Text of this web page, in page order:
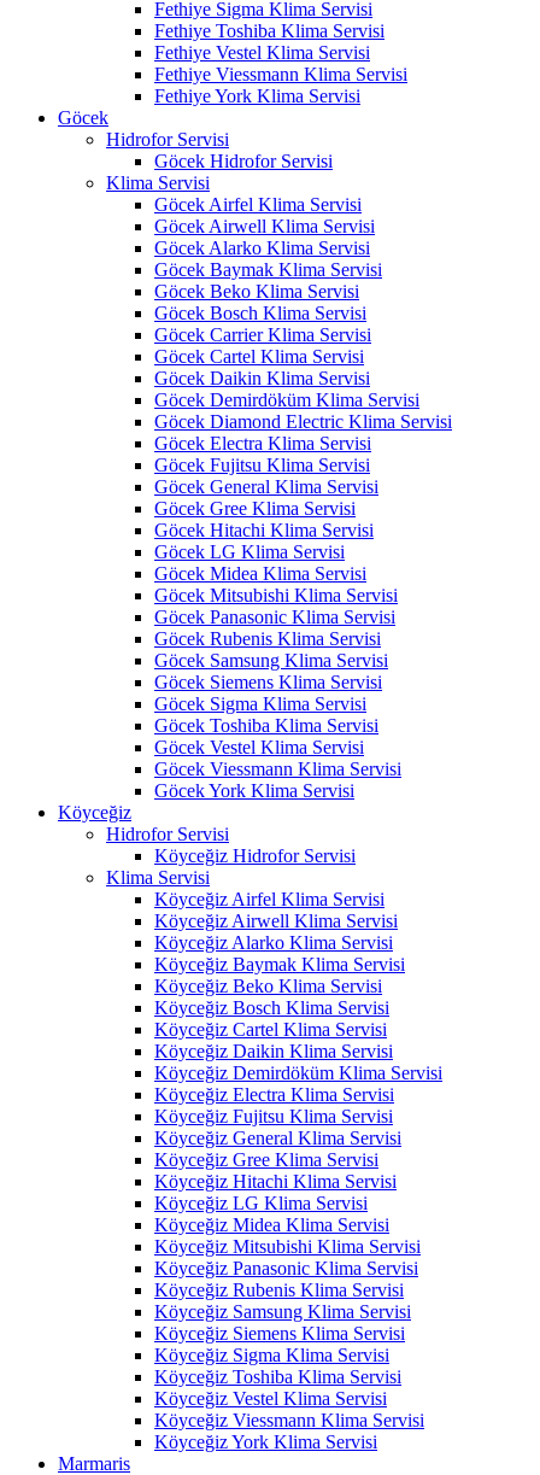
Fethiye Sigma Klima Servisi
Fethiye Toshiba Klima Servisi
Fethiye Vestel Klima Servisi
Fethiye Viessmann Klima Servisi
Fethiye York Klima Servisi
Göcek
Hidrofor Servisi
Göcek Hidrofor Servisi
Klima Servisi
Göcek Airfel Klima Servisi
Göcek Airwell Klima Servisi
Göcek Alarko Klima Servisi
Göcek Baymak Klima Servisi
Göcek Beko Klima Servisi
Göcek Bosch Klima Servisi
Göcek Carrier Klima Servisi
Göcek Cartel Klima Servisi
Göcek Daikin Klima Servisi
Göcek Demirdöküm Klima Servisi
Göcek Diamond Electric Klima Servisi
Göcek Electra Klima Servisi
Göcek Fujitsu Klima Servisi
Göcek General Klima Servisi
Göcek Gree Klima Servisi
Göcek Hitachi Klima Servisi
Göcek LG Klima Servisi
Göcek Midea Klima Servisi
Göcek Mitsubishi Klima Servisi
Göcek Panasonic Klima Servisi
Göcek Rubenis Klima Servisi
Göcek Samsung Klima Servisi
Göcek Siemens Klima Servisi
Göcek Sigma Klima Servisi
Göcek Toshiba Klima Servisi
Göcek Vestel Klima Servisi
Göcek Viessmann Klima Servisi
Göcek York Klima Servisi
Köyceğiz
Hidrofor Servisi
Köyceğiz Hidrofor Servisi
Klima Servisi
Köyceğiz Airfel Klima Servisi
Köyceğiz Airwell Klima Servisi
Köyceğiz Alarko Klima Servisi
Köyceğiz Baymak Klima Servisi
Köyceğiz Beko Klima Servisi
Köyceğiz Bosch Klima Servisi
Köyceğiz Cartel Klima Servisi
Köyceğiz Daikin Klima Servisi
Köyceğiz Demirdöküm Klima Servisi
Köyceğiz Electra Klima Servisi
Köyceğiz Fujitsu Klima Servisi
Köyceğiz General Klima Servisi
Köyceğiz Gree Klima Servisi
Köyceğiz Hitachi Klima Servisi
Köyceğiz LG Klima Servisi
Köyceğiz Midea Klima Servisi
Köyceğiz Mitsubishi Klima Servisi
Köyceğiz Panasonic Klima Servisi
Köyceğiz Rubenis Klima Servisi
Köyceğiz Samsung Klima Servisi
Köyceğiz Siemens Klima Servisi
Köyceğiz Sigma Klima Servisi
Köyceğiz Toshiba Klima Servisi
Köyceğiz Vestel Klima Servisi
Köyceğiz Viessmann Klima Servisi
Köyceğiz York Klima Servisi
Marmaris